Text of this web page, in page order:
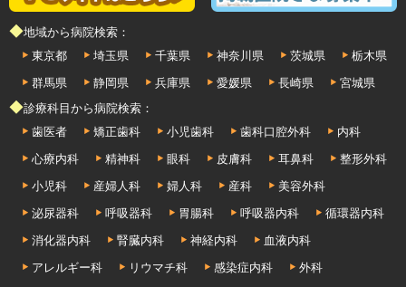
◆地域から病院検索：
東京都
埼玉県 千葉県 神奈川県 茨城県
栃木県
群馬県
静岡県 兵庫県 愛媛県 長崎県
宮城県
◆診療科目から病院検索：
歯医者
矯正歯科 小児歯科 歯科口腔外科
内科
心療内科
精神科 眼科 皮膚科 耳鼻科
整形外科
小児科
産婦人科 婦人科 産科
美容外科
泌尿器科
呼吸器科 胃腸科 呼吸器内科
循環器内科
消化器内科
腎臓内科 神経内科
血液内科
アレルギー科
リウマチ科 感染症内科
外科